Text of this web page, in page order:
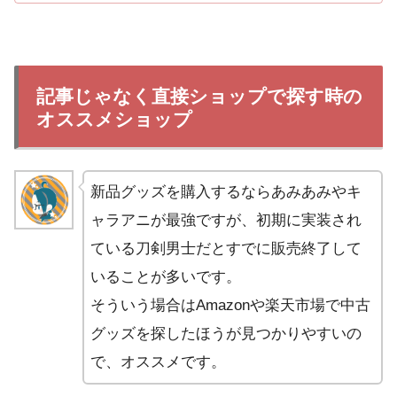
記事じゃなく直接ショップで探す時の
オススメショップ
新品グッズを購入するならあみあみやキ
ャラアニが最強ですが、初期に実装され
ている刀剣男士だとすでに販売終了して
いることが多いです。
そういう場合はAmazonや楽天市場で中古
グッズを探したほうが見つかりやすいの
で、オススメです。